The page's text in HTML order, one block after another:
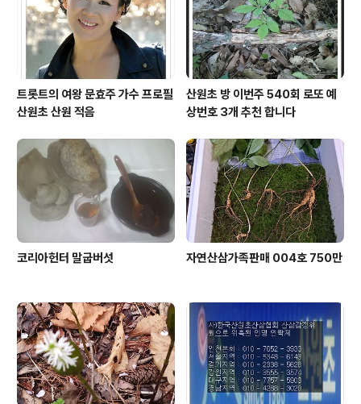
트롯트의 여왕 문효주 가수 프로필
산원초 산원 적음
산원초 방 이번주 540회 로또 예
상번호 3개 추천 합니다
코리아헌터 말굽버섯 자연산삼가족판매 004호 750만